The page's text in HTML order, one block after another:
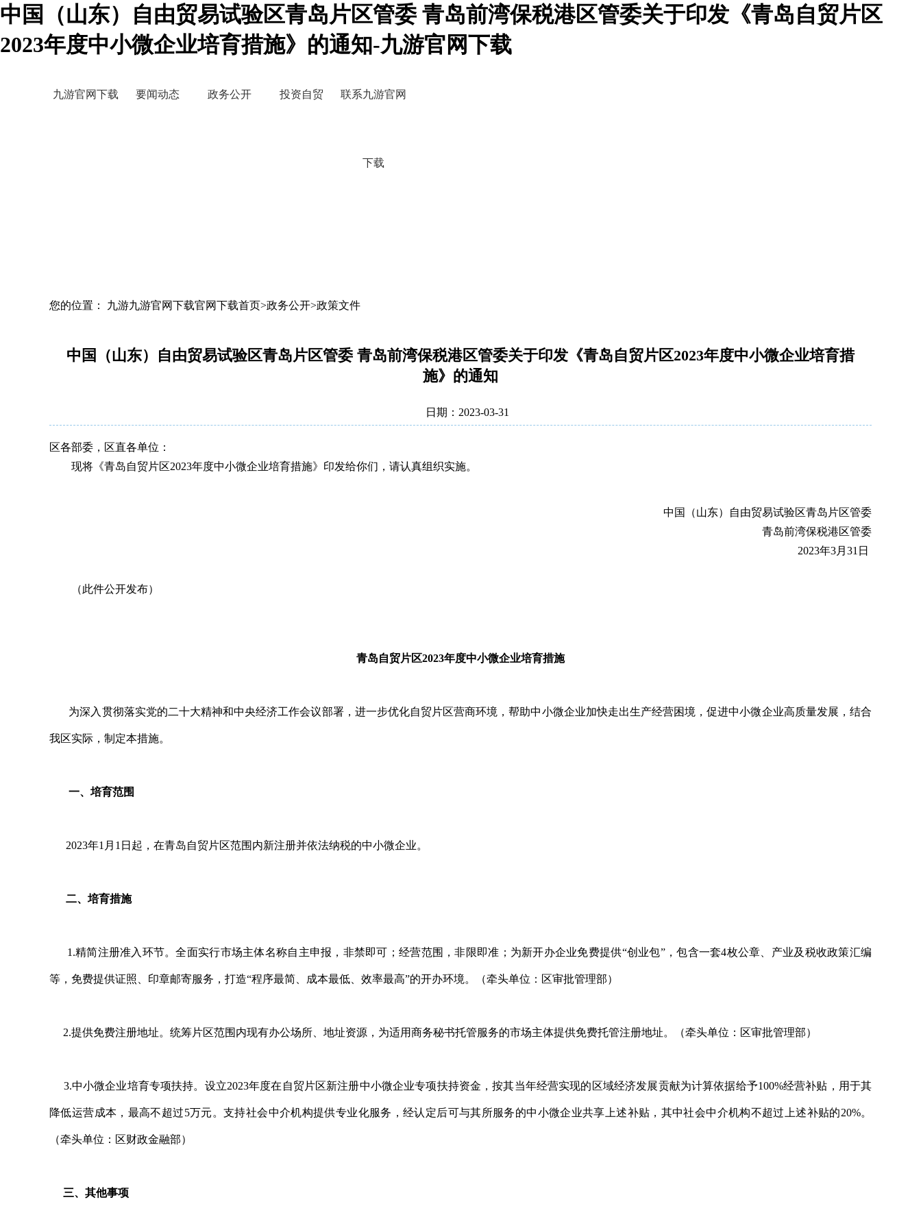
中国（山东）自由贸易试验区青岛片区管委 青岛前湾保税港区管委关于印发《青岛自贸片区
2023年度中小微企业培育措施》的通知-九游官网下载
九游官网下载 要闻动态 政务公开 投资自贸 联系九游官网
下载
您的位置： 九游九游官网下载官网下载首页>政务公开>政策文件
中国（山东）自由贸易试验区青岛片区管委 青岛前湾保税港区管委关于印发《青岛自贸片区2023年度中小微企业培育措
施》的通知
日期：2023-03-31
区各部委，区直各单位：
现将《青岛自贸片区2023年度中小微企业培育措施》印发给你们，请认真组织实施。
中国（山东）自由贸易试验区青岛片区管委
青岛前湾保税港区管委
2023年3月 31 日
（此件公开发布）
青岛自贸片区2023年度中小微企业培育措施
为深入贯彻落实党的二十大精神和中央经济工作会议部署，进一步优化自贸片区营商环境，帮助中小微企业加快走出生产经营困境，促进中小微企业高质量发展，结合
我区实际，制定本措施。
一、培育范围
2023年1月1日起，在青岛自贸片区范围内新注册并依法纳税的中小微企业。
二、培育措施
1.精简注册准入环节。全面实行市场主体名称自主申报，非禁即可；经营范围，非限即准；为新开办企业免费提供“创业包”，包含一套4枚公章、产业及税收政策汇编
等，免费提供证照、印章邮寄服务，打造“程序最简、成本最低、效率最高”的开办环境。（牵头单位：区审批管理部）
2.提供免费注册地址。统筹片区范围内现有办公场所、地址资源，为适用商务秘书托管服务的市场主体提供免费托管注册地址。（牵头单位：区审批管理部）
3.中小微企业培育专项扶持。设立2023年度在自贸片区新注册中小微企业专项扶持资金，按其当年经营实现的区域经济发展贡献为计算依据给予100%经营补贴，用于其
降低运营成本，最高不超过5万元。支持社会中介机构提供专业化服务，经认定后可与其所服务的中小微企业共享上述补贴，其中社会中介机构不超过上述补贴的20%。
（牵头单位：区财政金融部）
三、其他事项